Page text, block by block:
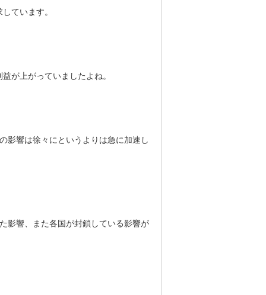
ています。
が上がっていましたよね。
影響は徐々にというよりは急に加速し
影響、また各国が封鎖している影響が